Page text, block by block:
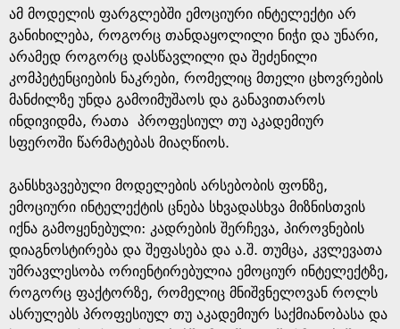
ამ მოდელის ფარგლებში ემოციური ინტელექტი არ
განიხილება, როგორც თანდაყოლილი ნიჭი და უნარი,
არამედ როგორც დასწავლილი და შეძენილი
კომპეტენციების ნაკრები, რომელიც მთელი ცხოვრების
მანძილზე უნდა გამოიმუშაოს და განავითაროს
ინდივიდმა, რათა პროფესიულ თუ აკადემიურ
სფეროში წარმატებას მიაღწიოს.
განსხვავებული მოდელების არსებობის ფონზე,
ემოციური ინტელექტის ცნება სხვადასხვა მიზნისთვის
იქნა გამოყენებული: კადრების შერჩევა, პიროვნების
დიაგნოსტირება და შეფასება და ა.შ. თუმცა, კვლევათა
უმრავლესობა ორიენტირებულია ემოციურ ინტელექტზე,
როგორც ფაქტორზე, რომელიც მნიშვნელოვან როლს
ასრულებს პროფესიულ თუ აკადემიურ საქმიანობასა და